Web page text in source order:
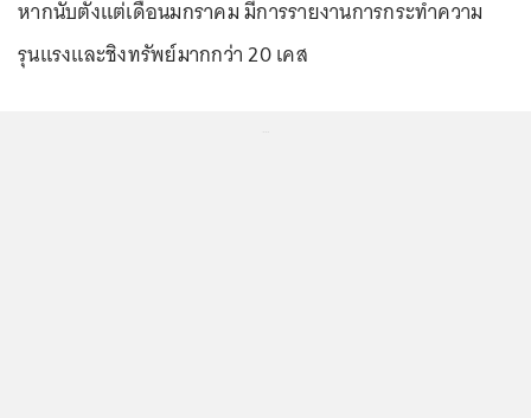
หากนับตั้งแต่เดือนมกราคม มีการรายงานการกระทำความ
รุนแรงและชิงทรัพย์มากกว่า 20 เคส